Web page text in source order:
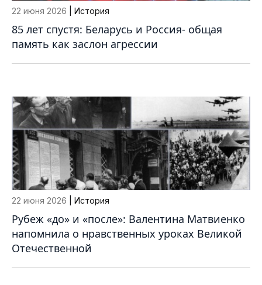
22 июня 2026 | История
85 лет спустя: Беларусь и Россия- общая
память как заслон агрессии
22 июня 2026 | История
Рубеж «до» и «после»: Валентина Матвиенко
напомнила о нравственных уроках Великой
Отечественной